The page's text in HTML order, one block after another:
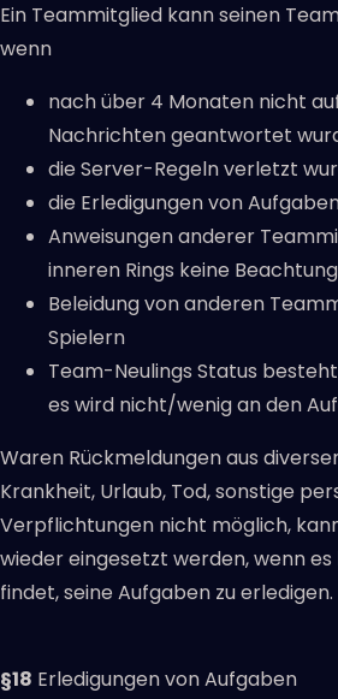
Ein Teammitglied kann seinen
wenn
nach über 4 Monaten nicht
Nachrichten geantwortet
die Server-Regeln verletzt
die Erledigungen von
Anweisungen anderer
inneren Rings keine
Beleidung von anderen
Spielern
Team-Neulings Status
es wird nicht/wenig an den
Waren Rückmeldungen aus
Krankheit, Urlaub, Tod, sonstige
Verpflichtungen nicht möglich,
wieder eingesetzt werden, wenn es
findet, seine Aufgaben zu erledigen.
§18 Erledigungen von Aufgaben